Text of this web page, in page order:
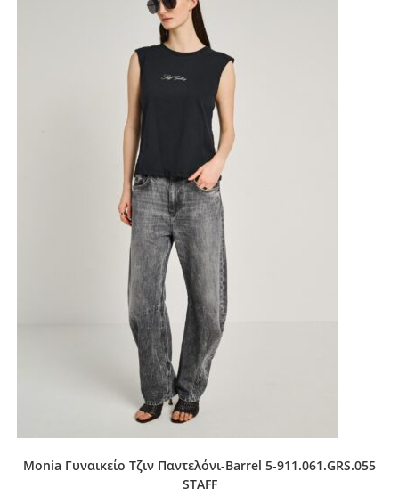
Monia Γυναικείο Τζιν Παντελόνι-Barrel 5-911.061.GRS.055
STAFF